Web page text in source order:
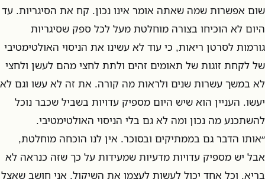
שום אפשרות שמה שאתה אומר אינו נכון. קח את הסיגריות. עד
היום לא הוכיחו בצורה מוחלטת מעל לכל ספק שסיגריות
גורמות לסרטן ריאות, כי עוד לא עשינו את הניסוי האולטימטיבי
של לקחת זוגות של תאומים זהים ולתת לחצי מהם לעשן ולחצי
לא במשך עשרות שנים ולראות מה קורה. את זה לא עשו וגם לא
יעשו. העניין הוא שיש היום מספיק עדויות בשביל שכבר נוכל
להשתכנע מה נכון ומה לא גם בלי הניסוי האולטימטיבי.
״אותו הדבר גם בממתיקים ובסוכר. אין לנו הוכחה מוחלטת,
אבל יש מספיק עדויות מדעיות שמעידות על כך שזה כנראה לא
בריא, וכל אחד יכול לעשות לעצמו את השיקול. אני חושב שאצל